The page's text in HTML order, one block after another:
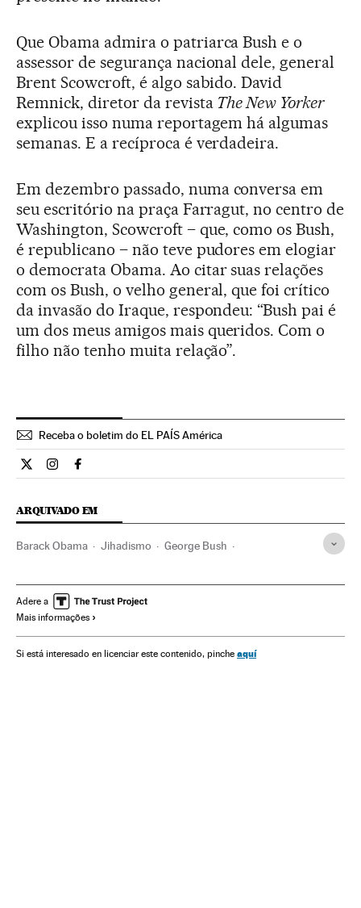
Que Obama admira o patriarca Bush e o
assessor de segurança nacional dele, general
Brent Scowcroft, é algo sabido. David
Remnick, diretor da revista The New Yorker
explicou isso numa reportagem há algumas
semanas. E a recíproca é verdadeira.
Em dezembro passado, numa conversa em
seu escritório na praça Farragut, no centro de
Washington, Scowcroft – que, como os Bush,
é republicano – não teve pudores em elogiar
o democrata Obama. Ao citar suas relações
com os Bush, o velho general, que foi crítico
da invasão do Iraque, respondeu: “Bush pai é
um dos meus amigos mais queridos. Com o
filho não tenho muita relação”.
Receba o boletim do EL PAÍS América
Internacional El País Brasil en Twitter
Internacional El País Brasil en Instagram
Internacional El País Brasil en Facebook
ARQUIVADO EM
Barack Obama Jihadismo George Bush
América do Norte Conflitos
Adere a
Mais informações
Si está interesado en licenciar este contenido, pinche aquí